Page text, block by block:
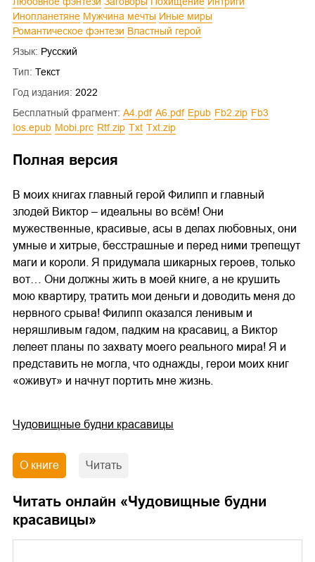
Инопланетяне
Мужчина мечты
Иные миры
Романтическое фэнтези
Властный герой
Язык: Русский
Тип: Текст
Год издания: 2022
Бесплатный фрагмент:
a4.pdf a6.pdf epub fb2.zip
fb3
ios.epub
mobi.prc rtf.zip txt txt.zip
Полная версия
В моих книгах главный герой Филипп и главный
злодей Виктор – идеальны во всём! Они
мужественные, красивые, асы в делах любовных, они
умные и хитрые, бесстрашные и перед ними трепещут
маги и короли. Я придумала шикарных героев, только
вот… Они должны жить в моей книге, а не крушить
мою квартиру, тратить мои деньги и доводить меня до
нервного срыва! Филипп оказался ленивым и
неряшливым гадом, падким на красавиц, а Виктор
лелеет планы по захвату моего реального мира! Я и
представить не могла, что однажды, герои моих книг
«оживут» и начнут портить мне жизнь.
Чудовищные будни красавицы
О книге Читать
Читать онлайн «Чудовищные будни
красавицы»